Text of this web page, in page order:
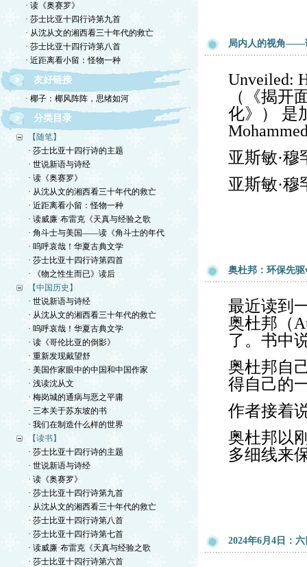
· 读《奥赛罗》
· 莎士比亚十四行诗第九首
· 从沈从文的湘西看三十年代的救亡
· 莎士比亚十四行诗第八首
· 近距离看小留：怪物一种
友好链接
· 椰子：椰风阵阵，思绪如河
分类目录
【随笔】
· 莎士比亚十四行诗的主题
· 世说新语与诗经
· 读《奥赛罗》
· 从沈从文的湘西看三十年代的救亡
· 近距离看小留：怪物一种
· 读威廉·布雷克《天真与经验之歌
· 角斗士与美国——读《角斗士的年代
· 呜呼哀哉！华夏古典文学
· 莎士比亚十四行诗第四首
· 《物之性生而已》读后
【中国历史】
· 世说新语与诗经
· 从沈从文的湘西看三十年代的救亡
· 呜呼哀哉！华夏古典文学
· 读《哥伦比亚的倒影》
· 重新发现戴望舒
· 美国作家眼中的中国和中国作家
· 浅读沈从文
· 梅岗城的通病与恶之平庸
· 三本关于苏东坡的书
· 我们在制造什么样的世界
【读书】
· 莎士比亚十四行诗的主题
· 世说新语与诗经
· 读《奥赛罗》
· 莎士比亚十四行诗第九首
· 从沈从文的湘西看三十年代的救亡
· 莎士比亚十四行诗第八首
· 莎士比亚十四行诗第七首
· 读威廉·布雷克《天真与经验之歌
· 莎士比亚十四行诗第六首
局内人的视角——
Unveiled:
（《揭开
化》） 是
亚斯敏·
亚斯敏·穆
奥杜邦：环保先驱
最近读到
奥杜邦（
了。书中
奥杜邦自
得自己的
作者接着
奥杜邦以
多细线来
2024年6月4日：